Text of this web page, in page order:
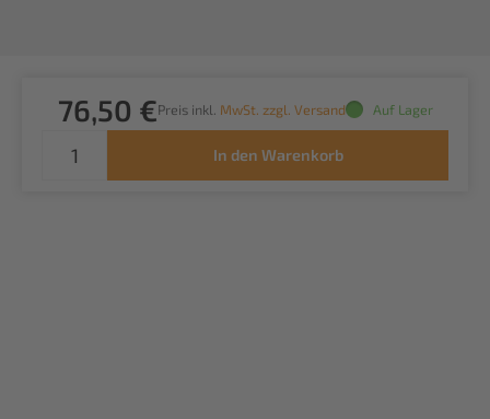
76,50 €Preis inkl. MwSt. zzgl. Versand Auf Lager
In den Warenkorb